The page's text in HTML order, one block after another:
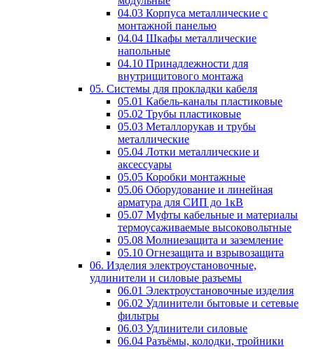
04.03 Корпуса металлические с
монтажной панелью
04.04 Шкафы металлические
напольные
04.10 Принадлежности для
внутрищитового монтажа
05. Системы для прокладки кабеля
05.01 Кабель-каналы пластиковые
05.02 Трубы пластиковые
05.03 Металлорукав и трубы
металлические
05.04 Лотки металлические и
аксессуары
05.05 Коробки монтажные
05.06 Оборудование и линейная
арматура для СИП до 1кВ
05.07 Муфты кабельные и материалы
термоусаживаемые высоковольтные
05.08 Молниезащита и заземление
05.10 Огнезащита и взрывозащита
06. Изделия электроустановочные,
удлинители и силовые разъемы
06.01 Электроустановочные изделия
06.02 Удлинители бытовые и сетевые
фильтры
06.03 Удлинители силовые
06.04 Разъёмы, колодки, тройники